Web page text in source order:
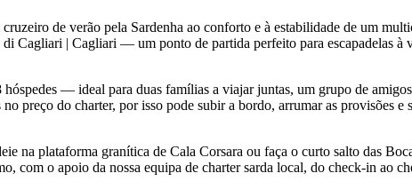
de verão pela Sardenha ao conforto e à estabilidade de um
Cagliari | Cagliari — um ponto de partida perfeito para escapadelas à
— ideal para duas famílias a viajar juntas, um grupo de
preço do charter, por isso pode subir a bordo, arrumar as provisões e
na plataforma granítica de Cala Corsara ou faça o curto salto das
com o apoio da nossa equipa de charter sarda local, do check-in ao